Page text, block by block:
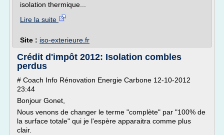
isolation thermique...
Lire la suite
Site : iso-exterieure.fr
Crédit d'impôt 2012: Isolation combles
perdus
# Coach Info Rénovation Energie Carbone 12-10-2012
23:44
Bonjour Gonet,
Nous venons de changer le terme "complète" par "100% de
la surface totale" qui je l'espère apparaitra comme plus
clair.